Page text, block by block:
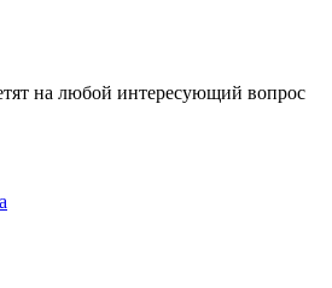
на любой интересующий вопрос